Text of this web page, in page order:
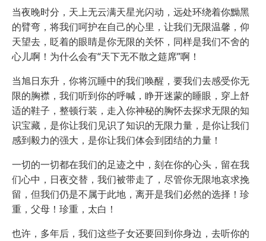
当夜晚时分，天上无云满天星光闪动，远处环绕着你黝黑
的臂弯，将我们呵护在自己的心里，让我们无限温馨，仰
天望去，眨着的眼睛是你无限的关怀，同样是我们不舍的
心儿啊！为什么会有“天下无不散之筵席”啊！
当旭日东升，你将沉睡中的我们唤醒，要我们去感受你无
限的胸襟，我们听到你的呼喊，睁开迷蒙的睡眼，穿上舒
适的鞋子，整顿行装，走入你神秘的胸怀去探求无限的知
识宝藏，是你让我们见识了知识的无限力量，是你让我们
感到毅力的强大，是你让我们体会到团结的力量！
一切的一切都在我们的足迹之中，刻在你的心头，留在我
们心中，日夜交替，我们被带走了，尽管你无限地哀求挽
留，但我们仍是不属于此地，离开是我们必然的选择！珍
重，父母！珍重，太白！
也许，多年后，我们这些子女还要回到你身边，去听你的